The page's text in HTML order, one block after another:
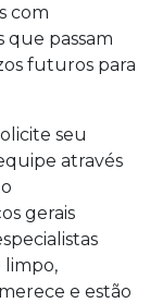
com
que passam
futuros para
seu
através
gerais
limpo,
e estão